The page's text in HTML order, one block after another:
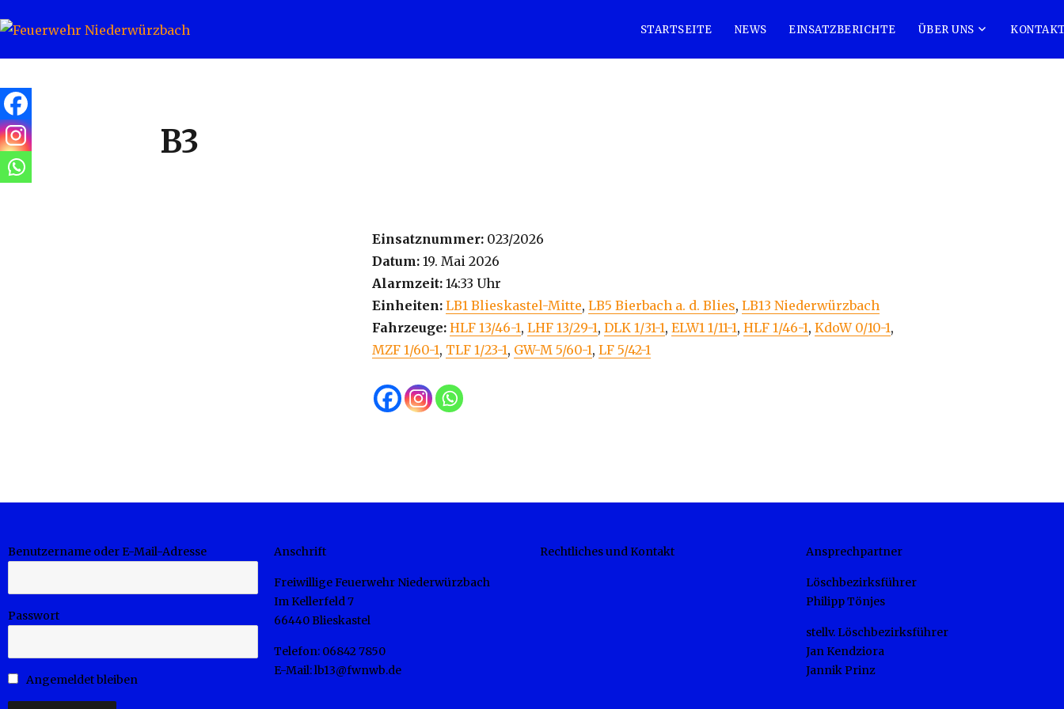
Feuerwehr Niederwürzbach
STARTSEITE NEWS EINSATZBERICHTE ÜBER UNS
B3
Einsatznummer: 023/2026
Datum: 19. Mai 2026
Alarmzeit: 14:33 Uhr
Einheiten: LB1 Blieskastel-Mitte,LB5 Bierbach a. d. Blies,LB13 Niederwürzbach
Fahrzeuge: HLF 13/46-1,LHF 13/29-1,DLK 1/31-1,ELW1 1/11-1,HLF 1/46-1,KdoW 0/10-1,
MZF 1/60-1, TLF 1/23-1, GW-M 5/60-1,LF 5/42-1
Benutzername oder E-Mail-Adresse
Passwort
Angemeldet bleiben
Anschrift
Freiwillige Feuerwehr Niederwürzbach
Im Kellerfeld 7
66440 Blieskastel
Telefon: 06842 7850
E-Mail: lb13@fwnwb.de
Rechtliches und Kontakt Ansprechpartner
Löschbezirksführer
Philipp Tönjes
stellv. Löschbezirksführer
Jan Kendziora
Jannik Prinz